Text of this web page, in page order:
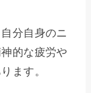
分自身のニ
的な疲労や
ます。